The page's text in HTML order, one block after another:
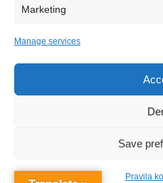
Marketing
Manage services
Save
Pravila
Sva prava zadržava Sve o